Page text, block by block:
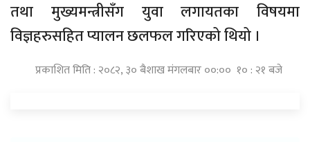
तथा मुख्यमन्त्रीसँग युवा लगायतका विषयमा
विज्ञहरुसहित प्यालन छलफल गरिएको थियो ।
प्रकाशित मिति : २०८२, ३० बैशाख मंगलबार ००:०० १० : २१ बजे